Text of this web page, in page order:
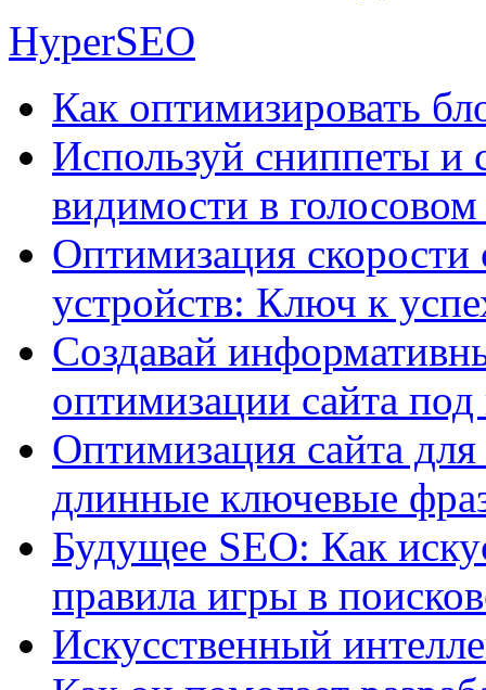
HyperSEO
Как оптимизировать
Используй сниппеты и
видимости в
Оптимизация
устройств: Ключ к
Создавай
оптимизации сайта
Оптимизация сайта
длинные ключевые
Будущее SEO: Как
правила игры в
Искусственный